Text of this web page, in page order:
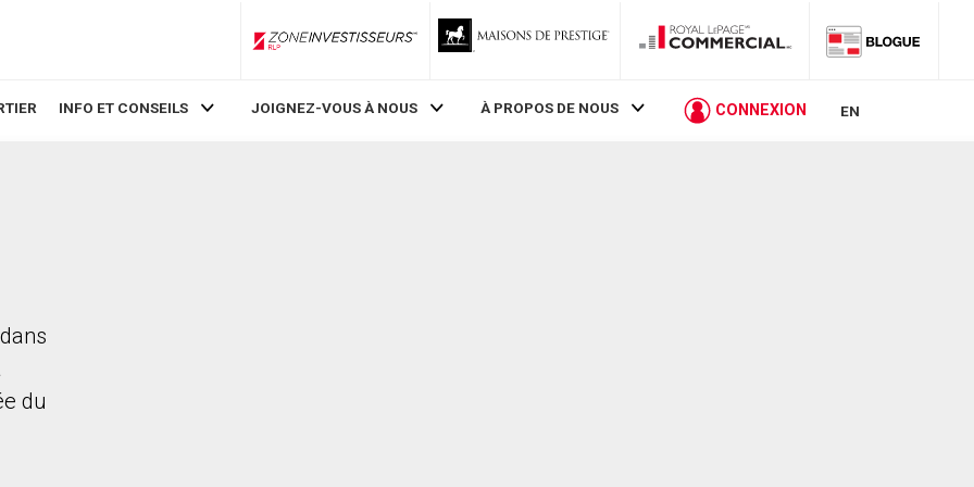
ZoneInvestisseurs RLP
INFO ET CONSEILS JOIGNEZ-VOUS À NOUS À PROPOS DE NOUS CONNEXION EN
du